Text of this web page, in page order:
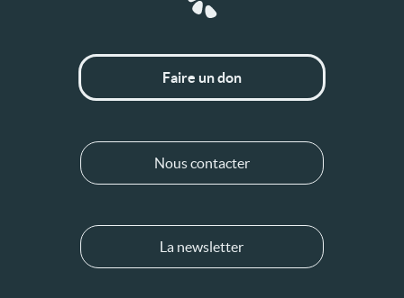
Faire un don
Nous contacter
La newsletter